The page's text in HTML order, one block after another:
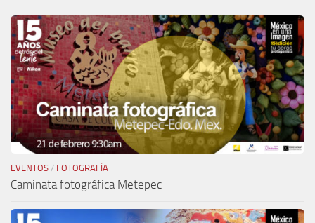
EVENTOS / FOTOGRAFÍA
Caminata fotográfica Metepec